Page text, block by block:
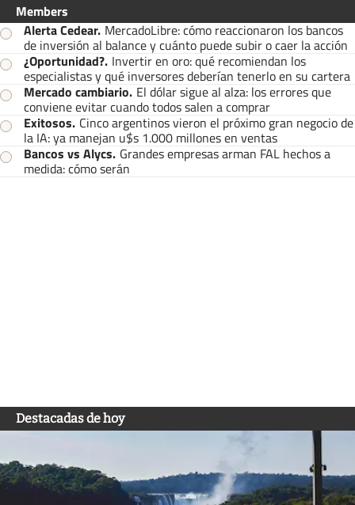
Members
Alerta Cedear. MercadoLibre: cómo reaccionaron los bancos
de inversión al balance y cuánto puede subir o caer la acción
¿Oportunidad?. Invertir en oro: qué recomiendan los
especialistas y qué inversores deberían tenerlo en su cartera
Mercado cambiario. El dólar sigue al alza: los errores que
conviene evitar cuando todos salen a comprar
Exitosos. Cinco argentinos vieron el próximo gran negocio de
la IA: ya manejan u$s 1.000 millones en ventas
Bancos vs Alycs. Grandes empresas arman FAL hechos a
medida: cómo serán
Destacadas de hoy